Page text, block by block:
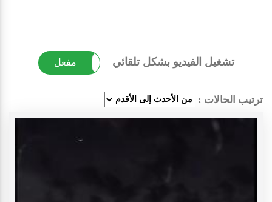
تشغيل الفيديو بشكل تلقائي مفعل غير مفعل
ترتيب الحالات :